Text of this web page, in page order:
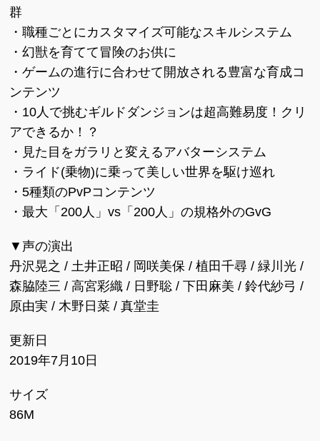
群
・職種ごとにカスタマイズ可能なスキルシステム
・幻獣を育てて冒険のお供に
・ゲームの進行に合わせて開放される豊富な育成コ
ンテンツ
・10人で挑むギルドダンジョンは超高難易度！クリ
アできるか！？
・見た目をガラリと変えるアバターシステム
・ライド(乗物)に乗って美しい世界を駆け巡れ
・5種類のPvPコンテンツ
・最大「200人」vs「200人」の規格外のGvG
▼声の演出
丹沢晃之 / 土井正昭 / 岡咲美保 / 植田千尋 / 緑川光 /
森脇陸三 / 高宮彩織 / 日野聡 / 下田麻美 / 鈴代紗弓 /
原由実 / 木野日菜 / 真堂圭
更新日
2019年7月10日
サイズ
86M